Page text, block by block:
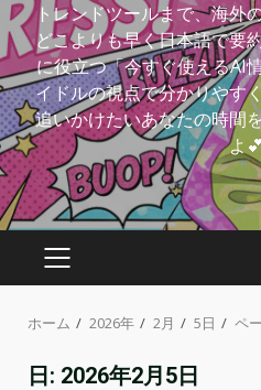
トレンドツールまで、海外
どこよりも早く日本語で要
に役立つ「今すぐ使えるAI
イドルの視点で分かりやす
追いかけたいあなたの時間
よ
ホーム 2026年 2月 5日 ペ
日: 2026年2月5日